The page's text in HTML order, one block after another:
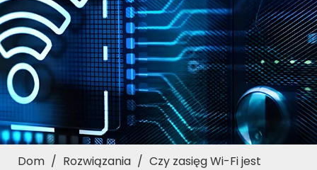
Dom / Rozwiązania / Czy zasięg Wi-Fi jest